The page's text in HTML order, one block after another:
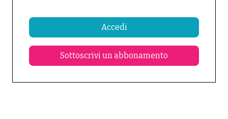
Accedi
Sottoscrivi un abbonamento